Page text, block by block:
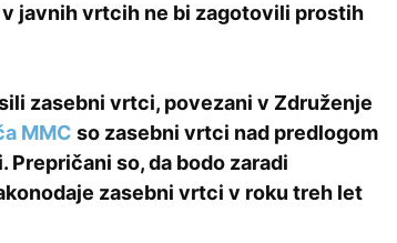
javnih vrtcih ne bi zagotovili prostih
zasebni vrtci, povezani v Združenje
MMC so zasebni vrtci nad predlogom
so, da bodo zaradi
zasebni vrtci v roku treh let